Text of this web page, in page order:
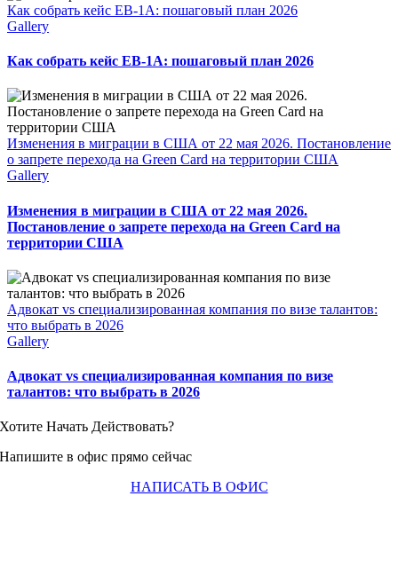
Как собрать кейс EB-1A: пошаговый план 2026
Gallery
Как собрать кейс EB-1A: пошаговый план 2026
Изменения в миграции в США от 22 мая 2026. Постановление
о запрете перехода на Green Card на территории США
Gallery
Изменения в миграции в США от 22 мая 2026.
Постановление о запрете перехода на Green Card на
территории США
Адвокат vs специализированная компания по визе талантов:
что выбрать в 2026
Gallery
Адвокат vs специализированная компания по визе
талантов: что выбрать в 2026
Хотите Начать Действовать?
Напишите в офис прямо сейчас
НАПИСАТЬ В ОФИС